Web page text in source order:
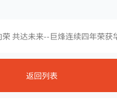
共达未来--巨烽连续四年荣获
“十大优秀供应商”称号
返回列表